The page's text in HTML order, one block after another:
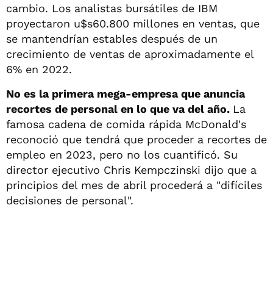
cambio. Los analistas bursátiles de IBM
proyectaron u$s60.800 millones en ventas, que
se mantendrían estables después de un
crecimiento de ventas de aproximadamente el
6% en 2022.
No es la primera mega-empresa que anuncia
recortes de personal en lo que va del año. La
famosa cadena de comida rápida McDonald's
reconoció que tendrá que proceder a recortes de
empleo en 2023, pero no los cuantificó. Su
director ejecutivo Chris Kempczinski dijo que a
principios del mes de abril procederá a "difíciles
decisiones de personal".